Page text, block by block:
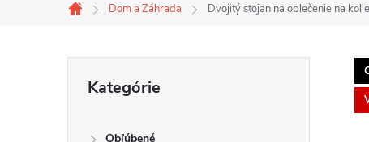
Domov
Dom a Záhrada Dvojitý stojan na oblečenie na
kategórie
Kategórie
Obľúbené